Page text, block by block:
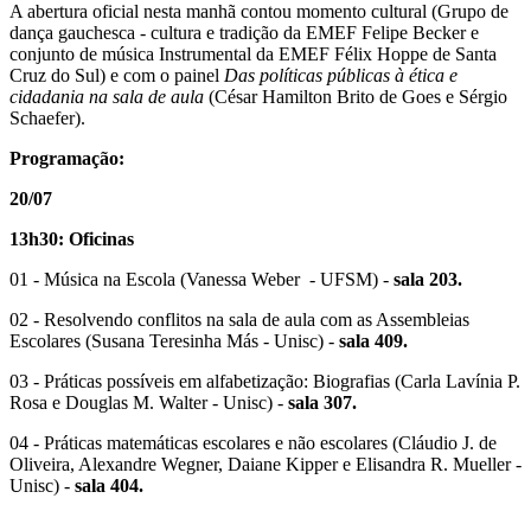
A abertura oficial nesta manhã contou momento cultural (Grupo de
dança gauchesca - cultura e tradição da EMEF Felipe Becker e
conjunto de música Instrumental da EMEF Félix Hoppe de Santa
Cruz do Sul) e com o painel Das políticas públicas à ética e
cidadania na sala de aula (César Hamilton Brito de Goes e Sérgio
Schaefer).
Programação:
20/07
13h30: Oficinas
01 - Música na Escola (Vanessa Weber - UFSM) - sala 203.
02 - Resolvendo conflitos na sala de aula com as Assembleias
Escolares (Susana Teresinha Más - Unisc) - sala 409.
03 - Práticas possíveis em alfabetização: Biografias (Carla Lavínia P.
Rosa e Douglas M. Walter - Unisc) - sala 307.
04 - Práticas matemáticas escolares e não escolares (Cláudio J. de
Oliveira, Alexandre Wegner, Daiane Kipper e Elisandra R. Mueller -
Unisc) - sala 404.